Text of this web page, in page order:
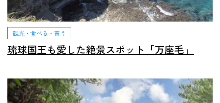
観光・食べる・買う
琉球国王も愛した絶景スポット「万座毛」